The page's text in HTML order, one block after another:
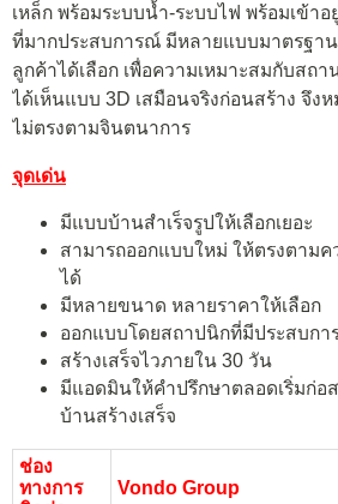
เหล็ก พร้อมระบบน้ำ-ระบบไฟ พร้อมเข้าอ
ที่มากประสบการณ์ มีหลายแบบมาตรฐา
ลูกค้าได้เลือก เพื่อความเหมาะสมกับสถ
ได้เห็นแบบ 3D เสมือนจริงก่อนสร้าง จึง
ไม่ตรงตามจินตนาการ
จุดเด่น
มีแบบบ้านสำเร็จรูปให้เลือกเยอะ
สามารถออกแบบใหม่ ให้ตรงตาม
ได้
มีหลายขนาด หลายราคาให้เลือก
ออกแบบโดยสถาปนิกที่มีประสบกา
สร้างเสร็จไวภายใน 30 วัน
มีแอดมินให้คำปรึกษาตลอดเริ่มก่อ
บ้านสร้างเสร็จ
ช่อง
ทางการ
Vondo Group